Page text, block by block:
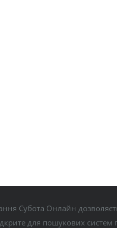
Субота Онлайн
для пошукових